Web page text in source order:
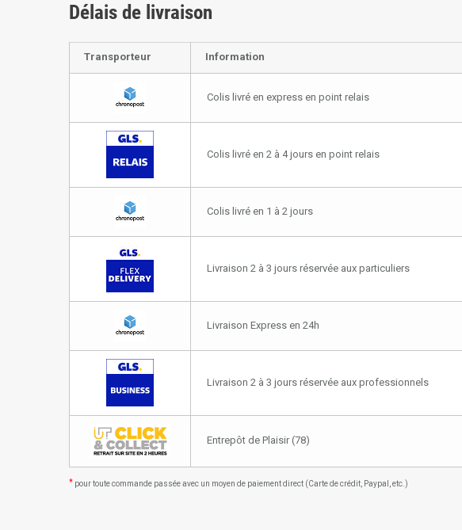
Délais de livraison
Transporteur Information
Colis livré en express en point relais
Colis livré en 2 à 4 jours en point relais
Colis livré en 1 à 2 jours
Livraison 2 à 3 jours réservée aux particuliers
Livraison Express en 24h
Livraison 2 à 3 jours réservée aux professionnels
Entrepôt de Plaisir (78)
* pour toute commande passée avec un moyen de paiement direct (Carte de crédit, Paypal, etc.)